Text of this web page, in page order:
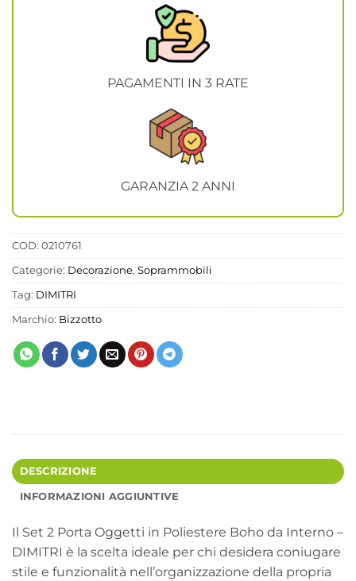
PAGAMENTI IN 3 RATE
GARANZIA 2 ANNI
COD: 0210761
Categorie: Decorazione, Soprammobili
Tag: DIMITRI
Marchio: Bizzotto
DESCRIZIONE
INFORMAZIONI AGGIUNTIVE
Il Set 2 Porta Oggetti in Poliestere Boho da Interno –
DIMITRI è la scelta ideale per chi desidera coniugare
stile e funzionalità nell’organizzazione della propria